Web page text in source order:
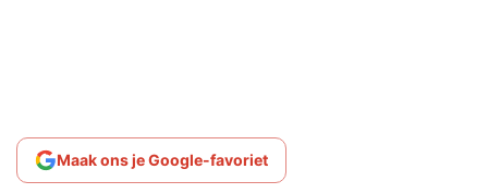
Maak ons je Google-favoriet